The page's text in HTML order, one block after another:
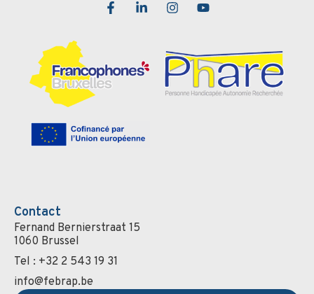
Contact
Fernand Bernierstraat 15
1060 Brussel
Tel : +32 2 543 19 31
info@febrap.be